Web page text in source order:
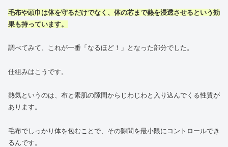
毛布や頭巾は体を守るだけでなく、体の芯まで熱を浸透させるという効
果も持っています。
調べてみて、これが一番「なるほど！」となった部分でした。
仕組みはこうです。
熱気というのは、布と素肌の隙間からじわじわと入り込んでくる性質が
あります。
毛布でしっかり体を包むことで、その隙間を最小限にコントロールでき
るんです。